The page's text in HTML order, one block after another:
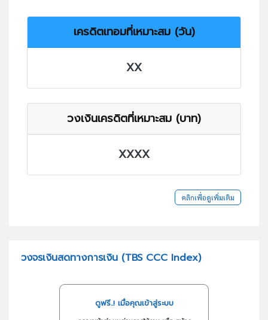
เครดิตเทอมที่เหมาะสม (วัน)
XX
วงเงินเครดิตที่เหมาะสม (บาท)
XXXX
คลิกเพื่อดูเพิ่มเติม
วงจรเงินสดทางการเงิน (TBS CCC Index)
ดูฟรี..! เมื่อคุณเข้าสู่ระบบ